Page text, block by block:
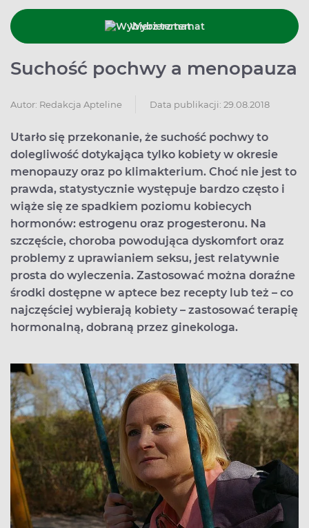
Wybierz temat
Suchość pochwy a menopauza
Autor: Redakcja Apteline Data publikacji: 29.08.2018
Utarło się przekonanie, że suchość pochwy to
dolegliwość dotykająca tylko kobiety w okresie
menopauzy oraz po klimakterium. Choć nie jest to
prawda, statystycznie występuje bardzo często i
wiąże się ze spadkiem poziomu kobiecych
hormonów: estrogenu oraz progesteronu. Na
szczęście, choroba powodująca dyskomfort oraz
problemy z uprawianiem seksu, jest relatywnie
prosta do wyleczenia. Zastosować można doraźne
środki dostępne w aptece bez recepty lub też – co
najczęściej wybierają kobiety – zastosować terapię
hormonalną, dobraną przez ginekologa.